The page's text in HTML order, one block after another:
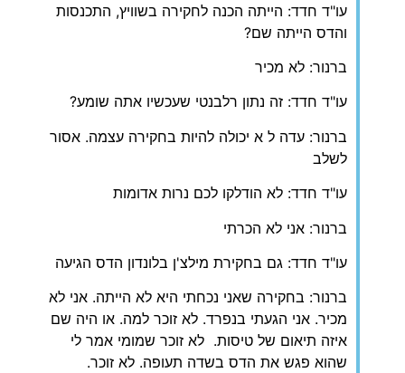
עו"ד חדד: הייתה הכנה לחקירה בשוויץ, התכנסות
והדס הייתה שם?
ברנור: לא מכיר
עו"ד חדד: זה נתון רלבנטי שעכשיו אתה שומע?
ברנור: עדה ל א יכולה להיות בחקירה עצמה. אסור
לשלב
עו"ד חדד: לא הודלקו לכם נרות אדומות
ברנור: אני לא הכרתי
עו"ד חדד: גם בחקירת מילצ'ן בלונדון הדס הגיעה
ברנור: בחקירה שאני נכחתי היא לא הייתה. אני לא
מכיר. אני הגעתי בנפרד. לא זוכר למה. או היה שם
איזה תיאום של טיסות. לא זוכר שמומי אמר לי
שהוא פגש את הדס בשדה תעופה. לא זוכר.